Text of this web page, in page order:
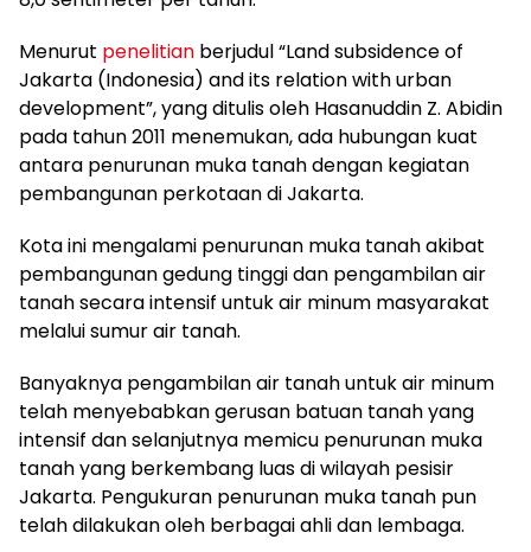
Menurut penelitian berjudul “Land subsidence of
Jakarta (Indonesia) and its relation with urban
development”, yang ditulis oleh Hasanuddin Z. Abidin
pada tahun 2011 menemukan, ada hubungan kuat
antara penurunan muka tanah dengan kegiatan
pembangunan perkotaan di Jakarta.
Kota ini mengalami penurunan muka tanah akibat
pembangunan gedung tinggi dan pengambilan air
tanah secara intensif untuk air minum masyarakat
melalui sumur air tanah.
Banyaknya pengambilan air tanah untuk air minum
telah menyebabkan gerusan batuan tanah yang
intensif dan selanjutnya memicu penurunan muka
tanah yang berkembang luas di wilayah pesisir
Jakarta. Pengukuran penurunan muka tanah pun
telah dilakukan oleh berbagai ahli dan lembaga.